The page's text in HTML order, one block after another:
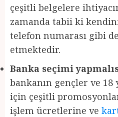
çeşitli belgelere
zamanda tabii ki
telefon numarası gibi
etmektedir.
Banka seçimi
bankanın gençler ve 18
için çeşitli
işlem ücretlerine ve